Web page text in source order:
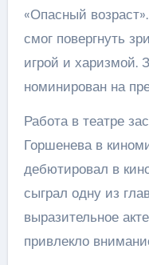
«Опасный
смог повергнуть
игрой и харизмой.
номинирован на
Работа в театре
Горшенева в
дебютировал в
сыграл одну из
выразительное
привлекло